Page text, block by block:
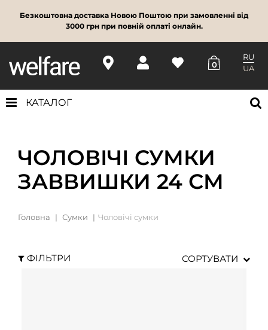
Безкоштовна доставка Новою Поштою при замовленні від
3000 грн при повній оплаті онлайн.
0
RU
UA
КАТАЛОГ
ЧОЛОВІЧІ СУМКИ
ЗАВВИШКИ 24 СМ
Головна Сумки Чоловічі сумки
ФІЛЬТРИ СОРТУВАТИ